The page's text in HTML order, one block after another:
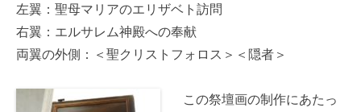
左翼：聖母マリアのエリザベト訪問
右翼：エルサレム神殿への奉献
両翼の外側：＜聖クリストフォロス＞＜隠者＞
この祭壇画の制作にあたっ